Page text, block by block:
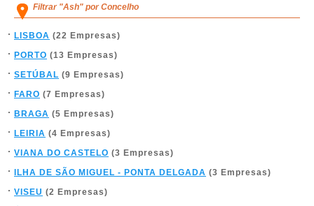
Filtrar "Ash" por Concelho
LISBOA (22 Empresas)
PORTO (13 Empresas)
SETÚBAL (9 Empresas)
FARO (7 Empresas)
BRAGA (5 Empresas)
LEIRIA (4 Empresas)
VIANA DO CASTELO (3 Empresas)
ILHA DE SÃO MIGUEL - PONTA DELGADA (3 Empresas)
VISEU (2 Empresas)